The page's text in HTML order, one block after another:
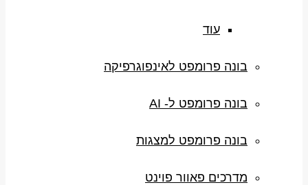
עוד
בונה פרומפט לאינפוגרפיקה
בונה פרומפט ל- AI
בונה פרומפט למצגות
מדרכים פאוור פוינט